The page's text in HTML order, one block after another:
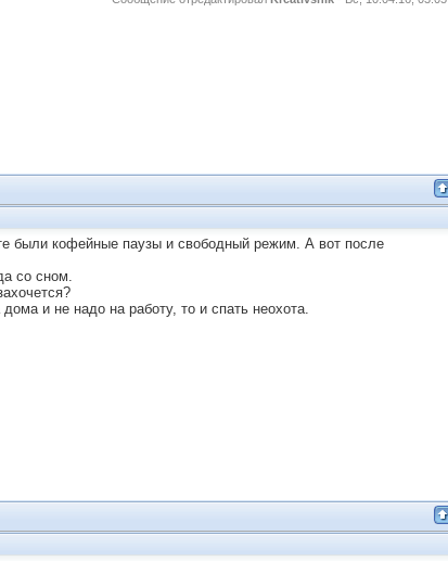
были кофейные паузы и свободный режим. А вот после
со сном.
и не надо на работу, то и спать неохота.